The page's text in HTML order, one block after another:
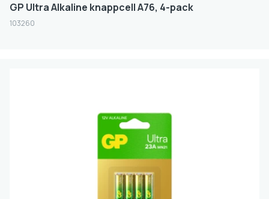
GP Ultra Alkaline knappcell A76, 4-pack
103260